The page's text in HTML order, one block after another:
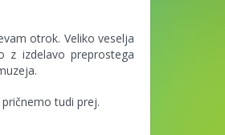
otrok. Veliko veselja
z izdelavo preprostega
tudi prej.